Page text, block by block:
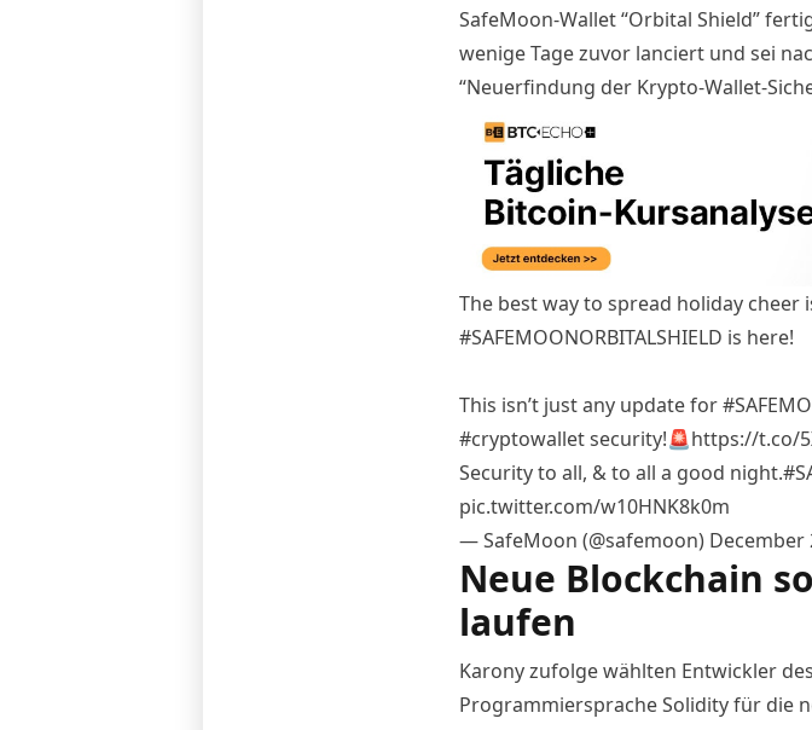
SafeMoon-Wallet “Orbital Shield”
wenige Tage zuvor lanciert und sei
“Neuerfindung der Krypto-Wallet-
The best way to spread holiday
#SAFEMOONORBITALSHIELD is here!
This isn’t just any update for
#cryptowalletsecurity!🚨https://t.co/
Security to all, & to all a good night.
pic.twitter.com/w10HNK8k0m
— SafeMoon (@safemoon) December
Neue Blockchain
laufen
Karony zufolge wählten Entwickler
Programmiersprache Solidity für die